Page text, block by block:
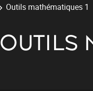
Outils mathématiques 1
OUTILS